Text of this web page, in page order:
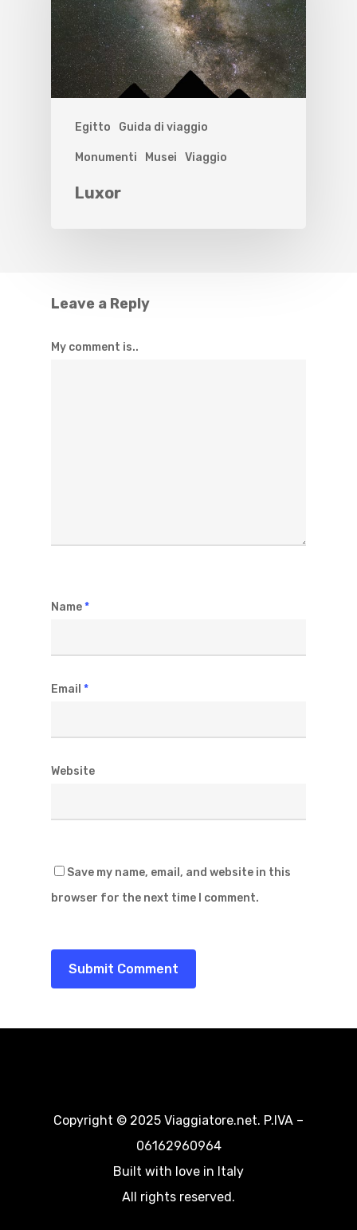
Egitto Guida di viaggio
Monumenti Musei Viaggio
Luxor
Leave a Reply
My comment is..
Name*
Email *
Website
Save my name, email, and website in this
browser for the next time I comment.
Copyright © 2025 Viaggiatore.net. P.IVA –
06162960964
Built with love in Italy
All rights reserved.